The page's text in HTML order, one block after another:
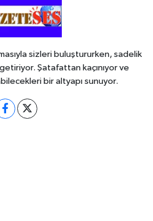
sizleri buluştururken, sadelik
Şatafattan kaçınıyor ve
bir altyapı sunuyor.